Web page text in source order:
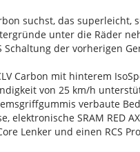
suchst, das
unter die Räder
Schaltung der vorherigen
Carbon mit hinterem
von 25 km/h
verbaute
elektronische SRAM RED
Lenker und einen RCS